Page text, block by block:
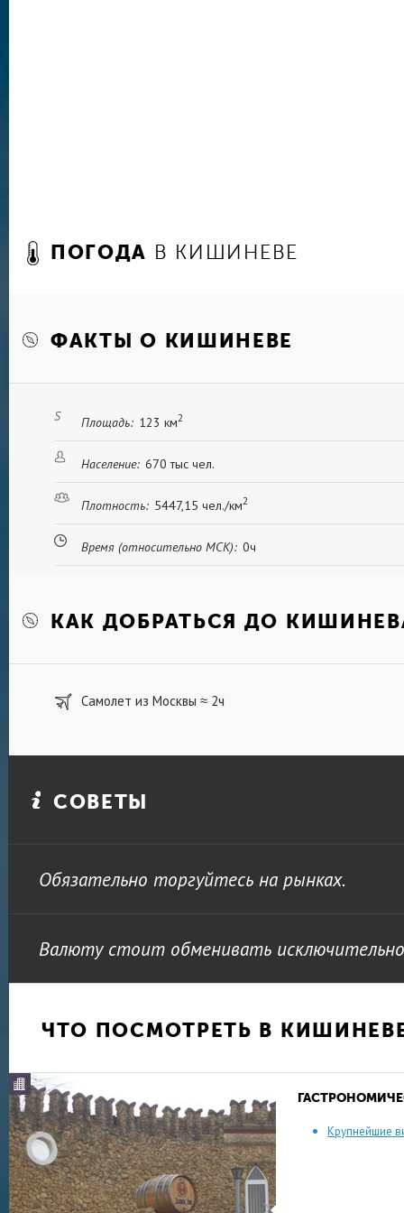
сохранились синагога, кладбище, ешива.
еврейской истории олицетворяют
ПОГОДА В КИШИНЕВЕ
ФАКТЫ О КИШИНЕВЕ
Площадь: 123 км2
Население: 670 тыс чел.
Плотность: 5447,15 чел./км2
Время (относительно МСК): 0ч
КАК ДОБРАТЬСЯ ДО
Самолет из Москвы ≈ 2ч
СОВЕТЫ
Обязательно торгуйтесь на рынках.
Валюту стоит обменивать исключительно
ЧТО ПОСМОТРЕТЬ В
Крупнейшие